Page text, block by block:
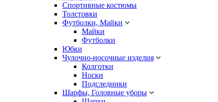
Спортивные костюмы
Толстовки
Футболки, Майки
Майки
Футболки
Юбки
Чулочно-носочные изделия
Колготки
Носки
Подследники
Шарфы, Головные уборы